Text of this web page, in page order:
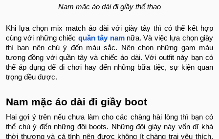
Nam mặc áo dài đi giầy thể thao
Khi lựa chọn mix match áo dài với giày tây thì có thể kết hợp
cùng với những chiếc quần tây namnữa. Và việc lựa chọn giày
thì bạn nên chú ý đến màu sắc. Nên chọn những gam màu
tương đồng với quần tây và chiếc áo dài. Với outfit này bạn có
thể áp dụng để đi chơi hay đến những bữa tiệc, sự kiện quan
trọng đều được.
Nam mặc áo dài đi giầy boot
Hai gợi ý trên nếu chưa làm cho các chàng hài lòng thì bạn có
thể chú ý đến những đôi boots. Những đôi giày này vốn dĩ khá
thời thượng và cá tính nên được không ít chàng trai yêu thích.